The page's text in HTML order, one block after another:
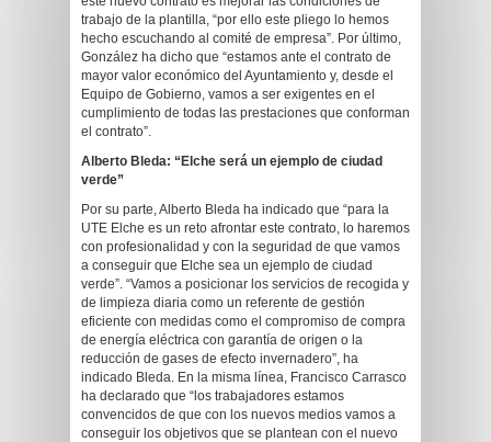
trabajo de la plantilla, “por ello este pliego lo hemos
hecho escuchando al comité de empresa”. Por último,
González ha dicho que “estamos ante el contrato de
mayor valor económico del Ayuntamiento y, desde el
Equipo de Gobierno, vamos a ser exigentes en el
cumplimiento de todas las prestaciones que conforman
el contrato”.
Alberto Bleda: “Elche será un ejemplo de ciudad
verde”
Por su parte, Alberto Bleda ha indicado que “para la
UTE Elche es un reto afrontar este contrato, lo haremos
con profesionalidad y con la seguridad de que vamos
a conseguir que Elche sea un ejemplo de ciudad
verde”. “Vamos a posicionar los servicios de recogida y
de limpieza diaria como un referente de gestión
eficiente con medidas como el compromiso de compra
de energía eléctrica con garantía de origen o la
reducción de gases de efecto invernadero”, ha
indicado Bleda. En la misma línea, Francisco Carrasco
ha declarado que “los trabajadores estamos
convencidos de que con los nuevos medios vamos a
conseguir los objetivos que se plantean con el nuevo